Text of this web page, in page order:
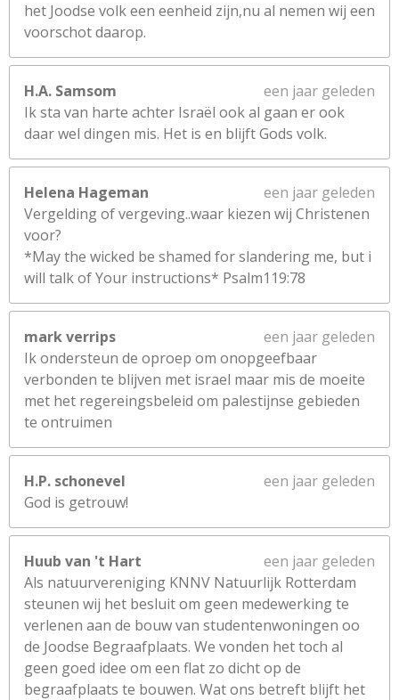
het Joodse volk een eenheid zijn,nu al nemen wij een
voorschot daarop.
H.A. Samsom
een jaar geleden
Ik sta van harte achter Israël ook al gaan er ook
daar wel dingen mis. Het is en blijft Gods volk.
Helena Hageman
een jaar geleden
Vergelding of vergeving..waar kiezen wij Christenen
voor?
*May the wicked be shamed for slandering me, but i
will talk of Your instructions* Psalm119:78
mark verrips
een jaar geleden
Ik ondersteun de oproep om onopgeefbaar
verbonden te blijven met israel maar mis de moeite
met het regereingsbeleid om palestijnse gebieden
te ontruimen
H.P. schonevel
een jaar geleden
God is getrouw!
Huub van 't Hart
een jaar geleden
Als natuurvereniging KNNV Natuurlijk Rotterdam
steunen wij het besluit om geen medewerking te
verlenen aan de bouw van studentenwoningen oo
de Joodse Begraafplaats. We vonden het toch al
geen goed idee om een flat zo dicht op de
begraafplaats te bouwen. Wat ons betreft blijft het